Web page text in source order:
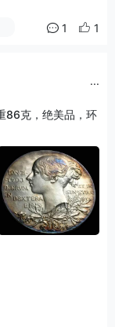
1 1
...
86克，绝美品，环